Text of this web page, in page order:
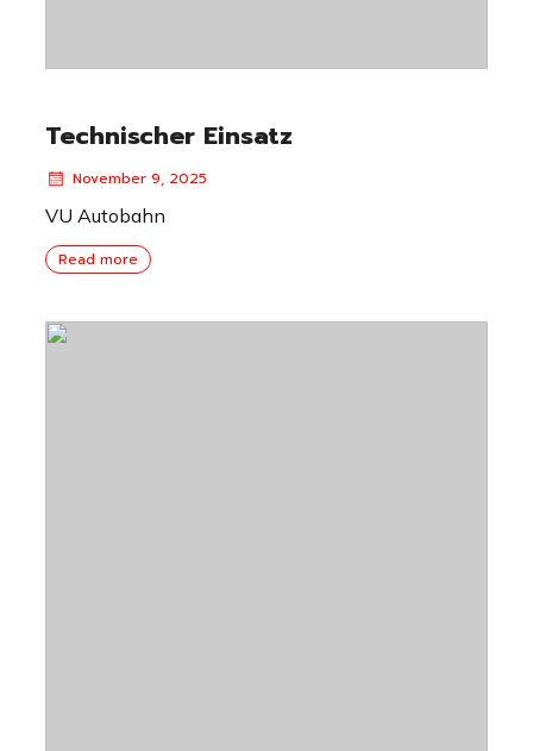
Technischer Einsatz
November 9, 2025
VU Autobahn
Read more